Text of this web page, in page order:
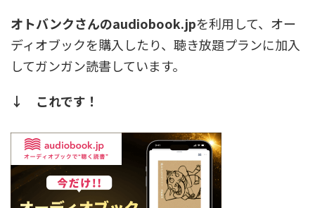
オトバンクさんのaudiobook.jpを利用して、オー
ディオブックを購入したり、聴き放題プランに加入
してガンガン読書しています。
↓ これです！